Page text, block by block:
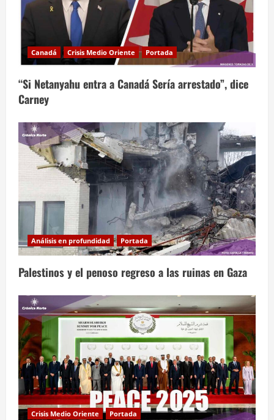
Canadá Crisis Medio Oriente Portada
“Si Netanyahu entra a Canadá Sería arrestado”, dice
Carney
Análisis en profundidad Portada
Palestinos y el penoso regreso a las ruinas en Gaza
Crisis Medio Oriente Portada